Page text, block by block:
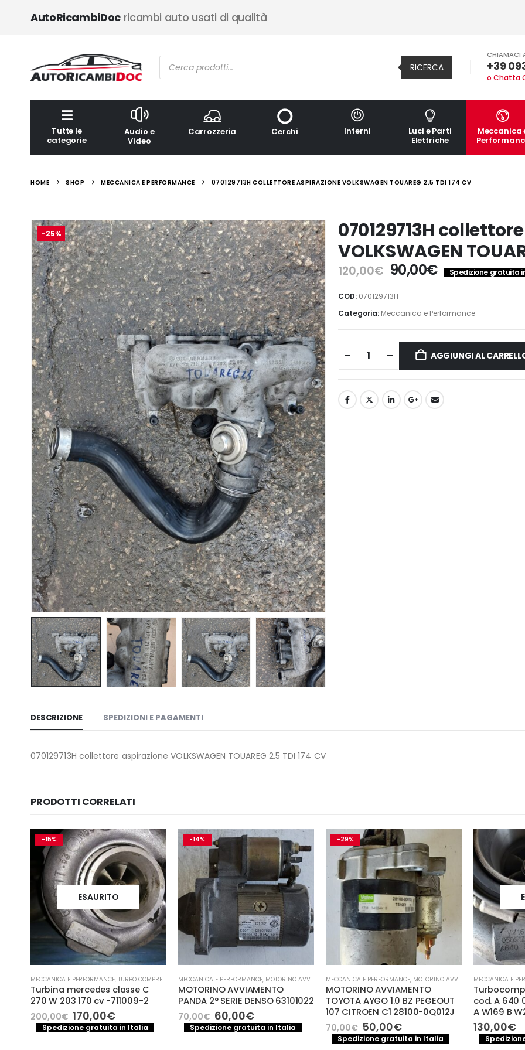
AutoRicambiDocricambi auto usati di qualità
Ricerca
prodotti RICERCA
CHIAMACI
+39
o Chatta
Tutte le
categorie
Audio e
Video
Carrozzeria Cerchi Interni
Luci e Parti
Elettriche
Meccanica
HOME SHOP MECCANICA E PERFORMANCE 070129713H COLLETTORE ASPIRAZIONE VOLKSWAGEN TOUAREG 2.5 TDI 174 CV
-25%
070129713H
VOLKSWAGEN
120,00€ Il
prezzo
originale
era:
120,00€.
90,00€Il
prezzo
è:
90,00€.
Spedizione gratuita
COD: 070129713H
Categoria: Meccanica e Performance
AGGIUNGI AL
DESCRIZIONE SPEDIZIONI E PAGAMENTI
070129713H collettore aspirazione VOLKSWAGEN TOUAREG 2.5 TDI 174 CV
PRODOTTI CORRELATI
-15%
ESAURITO
MECCANICA E PERFORMANCE, TURBO COMPRESSORE- TURBINA
Turbina mercedes classe C
270 W 203 170 cv -711009-2
200,00€ Il
prezzo
originale
170,00€Il
prezzo
attuale
Spedizione gratuita in Italia
-14%
MECCANICA E PERFORMANCE, MOTORINO AVVIAMENTO
MOTORINO AVVIAMENTO
PANDA 2° SERIE DENSO 63101022
70,00€ Il
prezzo
originale
60,00€Il
prezzo
attuale
Spedizione gratuita in Italia
-29%
MECCANICA E PERFORMANCE, MOTORINO AVVIAMENTO
MOTORINO AVVIAMENTO
TOYOTA AYGO 1.0 BZ PEGEOUT
107 CITROEN C1 28100-0Q012J
70,00€ Il
prezzo
50,00€Il
prezzo
Spedizione gratuita in Italia
MECCANICA E
cod. A 640
A W169 B
130,00€